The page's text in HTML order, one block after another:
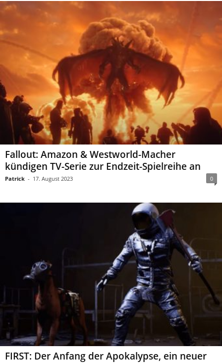
Fallout: Amazon & Westworld-Macher
kündigen TV-Serie zur Endzeit-Spielreihe an
Patrick - 17. August 2023 0
FIRST: Der Anfang der Apokalypse, ein neuer